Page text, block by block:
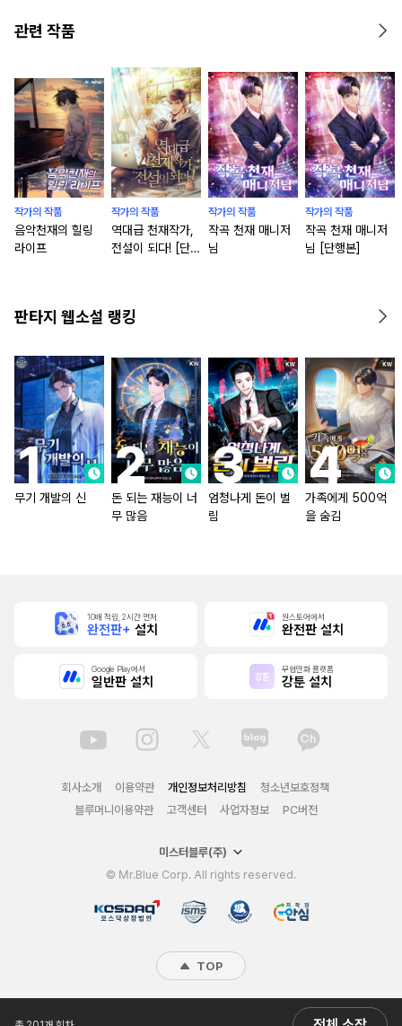
관련 작품
작가의 작품
음악천재의 힐링
라이프
작가의 작품
역대급 천재작가,
전설이 되다! [단행
작가의 작품
작곡 천재 매니저
님
작가의 작품
작곡 천재 매니저
님 [단행본]
판타지 웹소설 랭킹
무기 개발의 신
돈 되는 재능이 너
무 많음
엄청나게 돈이 벌
림
가족에게 500억
을 숨김
10배 적립, 2시간 먼저
완전판+ 설치
원스토어에서
완전판 설치
Google Play에서
일반판 설치
무협만화 플랫폼
강툰 설치
회사소개 이용약관 개인정보처리방침
청소년보호정책
블루머니이용약관
고객센터 사업자정보 PC버전
미스터블루(주)
© Mr.Blue Corp. All rights reserved.
TOP